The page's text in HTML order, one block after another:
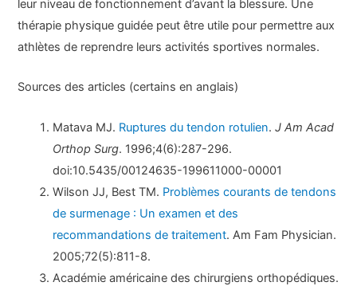
leur niveau de fonctionnement d’avant la blessure. Une
thérapie physique guidée peut être utile pour permettre aux
athlètes de reprendre leurs activités sportives normales.
Sources des articles (certains en anglais)
Matava MJ. Ruptures du tendon rotulien.J Am Acad
Orthop Surg. 1996;4(6):287-296.
doi:10.5435/00124635-199611000-00001
Wilson JJ, Best TM. Problèmes courants de tendons
de surmenage : Un examen et des
recommandations de traitement. Am Fam Physician.
2005;72(5):811-8.
Académie américaine des chirurgiens orthopédiques.